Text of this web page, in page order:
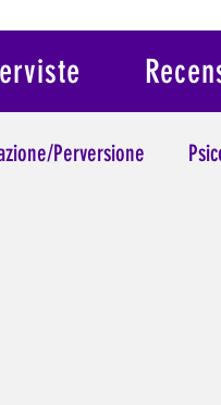
Perversione